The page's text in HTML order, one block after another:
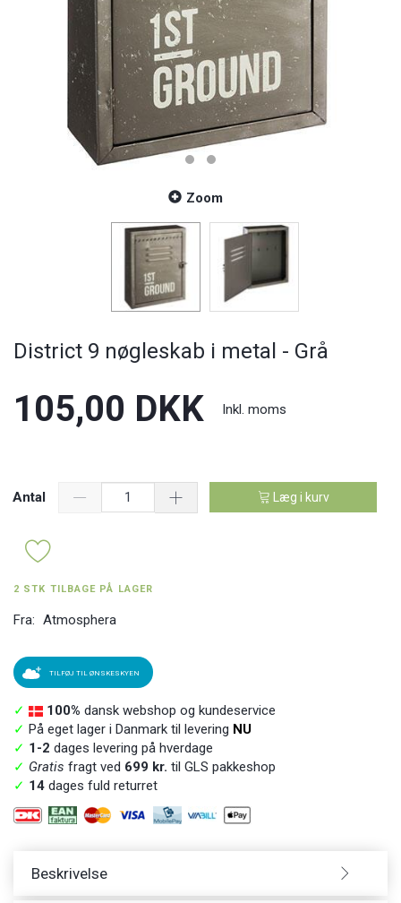
Zoom
District 9 nøgleskab i metal - Grå
105,00 DKK Inkl. moms
Antal Læg i kurv
2 STK TILBAGE PÅ LAGER
Fra: Atmosphera
TILFØJ TIL ØNSKESKYEN
✓ 100% dansk webshop og kundeservice
✓ På eget lager i Danmark til levering NU
✓ 1-2 dages levering på hverdage
✓ Gratis fragt ved 699 kr. til GLS pakkeshop
✓ 14 dages fuld returret
Beskrivelse